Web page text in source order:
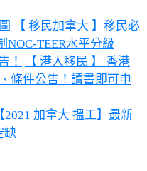
【 移民加拿大 】移民必
TEER水平分級
【 港人移民 】 香港
條件公告！讀書即可申
【2021 加拿大 搵工】最新
缺